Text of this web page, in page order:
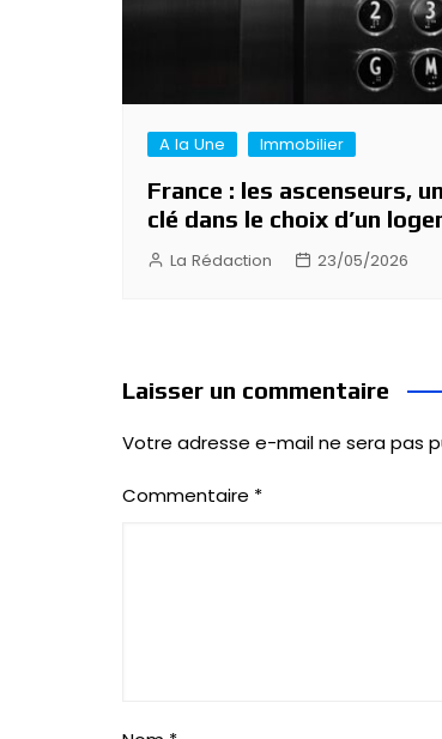
A la Une Immobilier
France : les ascenseurs,
clé dans le choix d’un
La Rédaction 23/05/2026
Laisser un commentaire
Votre adresse e-mail ne sera pas
Commentaire *